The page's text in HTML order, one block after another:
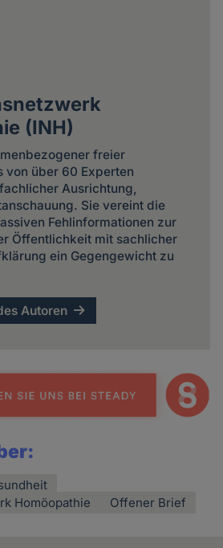
(INH)
freier
von über 60 Experten
Ausrichtung,
Sie vereint die
Fehlinformationen zur
Öffentlichkeit mit sachlicher
ein Gegengewicht zu
Autoren
Homöopathie
Offener Brief